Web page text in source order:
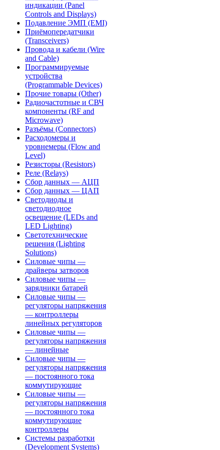
индикации (Panel
Controls and Displays)
Подавление ЭМП (EMI)
Приёмопередатчики
(Transceivers)
Провода и кабели (Wire
and Cable)
Программируемые
устройства
(Programmable Devices)
Прочие товары (Other)
Радиочастотные и СВЧ
компоненты (RF and
Microwave)
Разъёмы (Connectors)
Расходомеры и
уровнемеры (Flow and
Level)
Резисторы (Resistors)
Реле (Relays)
Сбор данных — АЦП
Сбор данных — ЦАП
Светодиоды и
светодиодное
освещение (LEDs and
LED Lighting)
Светотехнические
решения (Lighting
Solutions)
Силовые чипы —
драйверы затворов
Силовые чипы —
зарядники батарей
Силовые чипы —
регуляторы напряжения
— контроллеры
линейных регуляторов
Силовые чипы —
регуляторы напряжения
— линейные
Силовые чипы —
регуляторы напряжения
— постоянного тока
коммутирующие
Силовые чипы —
регуляторы напряжения
— постоянного тока
коммутирующие
контроллеры
Системы разработки
(Development Systems)